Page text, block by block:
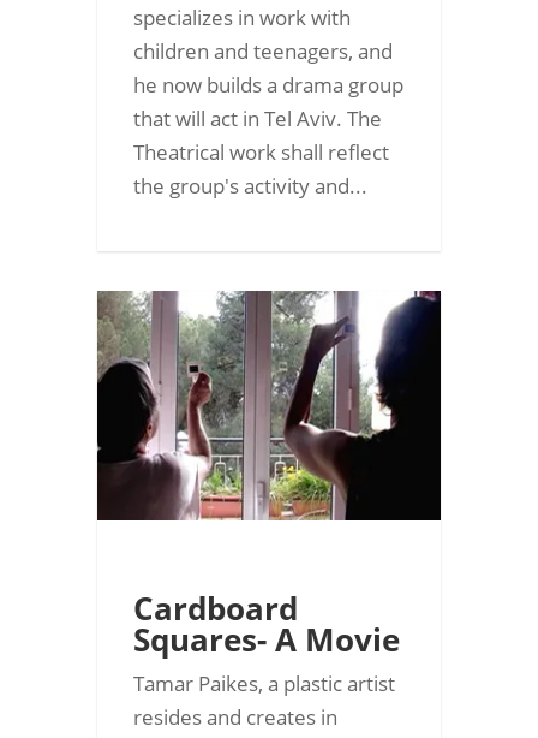
specializes in work with
children and teenagers, and
he now builds a drama group
that will act in Tel Aviv. The
Theatrical work shall reflect
the group's activity and...
Cardboard
Squares- A Movie
Tamar Paikes, a plastic artist
resides and creates in